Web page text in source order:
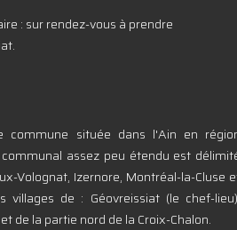
: sur rendez-vous à prendre
commune située dans l'Ain en
assez peu étendu est
Volognat, Izernore, Montréal-la-Cluse
villages de : Géovreissiat (le chef-
de la partie nord de la Croix-Chalon.